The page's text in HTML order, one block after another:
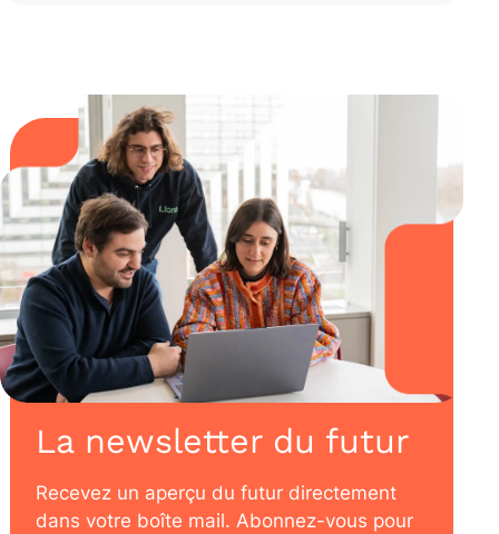
La newsletter du futur
Recevez un aperçu du futur directement
dans votre boîte mail. Abonnez-vous pour